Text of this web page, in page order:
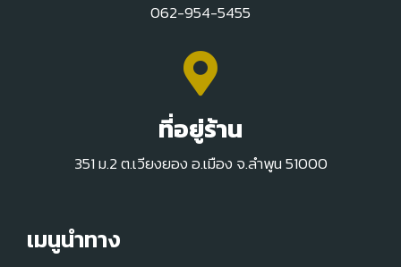
062-954-5455
ที่อยู่ร้าน
351 ม.2 ต.เวียงยอง อ.เมือง จ.ลำพูน 51000
เมนูนำทาง